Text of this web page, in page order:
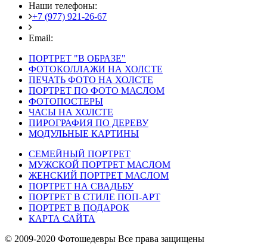
Наши телефоны:
+7 (977) 921-26-67
Email:
ПОРТРЕТ "В ОБРАЗЕ"
ФОТОКОЛЛАЖИ НА ХОЛСТЕ
ПЕЧАТЬ ФОТО НА ХОЛСТЕ
ПОРТРЕТ ПО ФОТО МАСЛОМ
ФОТОПОСТЕРЫ
ЧАСЫ НА ХОЛСТЕ
ПИРОГРАФИЯ ПО ДЕРЕВУ
МОДУЛЬНЫЕ КАРТИНЫ
СЕМЕЙНЫЙ ПОРТРЕТ
МУЖСКОЙ ПОРТРЕТ МАСЛОМ
ЖЕНСКИЙ ПОРТРЕТ МАСЛОМ
ПОРТРЕТ НА СВАДЬБУ
ПОРТРЕТ В СТИЛЕ ПОП-АРТ
ПОРТРЕТ В ПОДАРОК
КАРТА САЙТА
© 2009-2020 Фотошедевры Все права защищены